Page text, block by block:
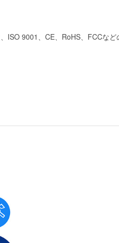
ISO 9001、CE、RoHS、FCCなど